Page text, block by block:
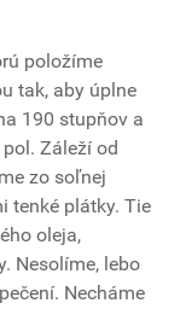
položíme
tak, aby úplne
190 stupňov a
Záleží od
zo soľnej
tenké plátky. Tie
oleja,
Nesolíme, lebo
Necháme